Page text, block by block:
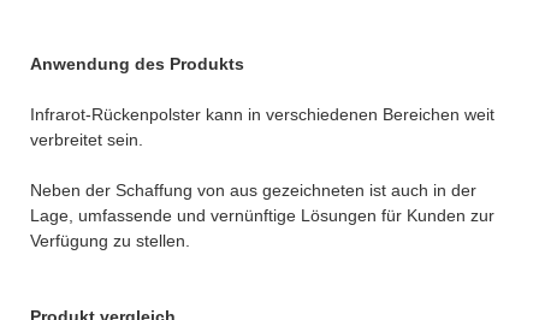
Anwendung des Produkts
Infrarot-Rückenpolster kann in verschiedenen Bereichen weit
verbreitet sein.
Neben der Schaffung von aus gezeichneten ist auch in der
Lage, umfassende und vernünftige Lösungen für Kunden zur
Verfügung zu stellen.